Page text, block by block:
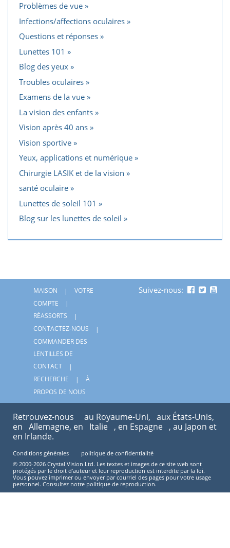
Problèmes de vue
Infections/affections oculaires
Questions et réponses
Lunettes 101
Blog des yeux
Troubles oculaires
Examens de la vue
La vision des enfants
Vision après 40 ans
Vision sportive
Yeux, applications et numérique
Chirurgie LASIK et de la vision
santé oculaire
Lunettes de soleil 101
Blog sur les lunettes de soleil
MAISON
VOTRE
COMPTE
RÉASSORTS
CONTACTEZ-NOUS
COMMANDER DES
LENTILLES DE
CONTACT
RECHERCHE
À
PROPOS DE NOUS
Suivez-nous:
Retrouvez-nous au Royaume-Uni, aux États-Unis,
en Allemagne, en Italie , en Espagne , au Japon et
en Irlande.
Conditions générales
politique de confidentialité
© 2000-2026 Crystal Vision Ltd. Les textes et images de ce site web sont
protégés par le droit d'auteur et leur reproduction est interdite par la loi.
Vous pouvez imprimer ou envoyer par courriel des pages pour votre usage
personnel. Consultez notre politique de reproduction.